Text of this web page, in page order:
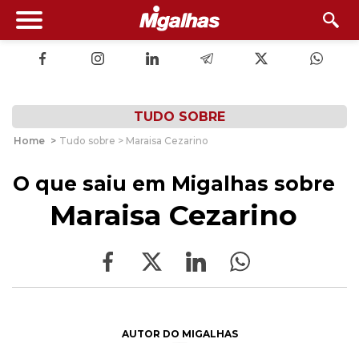
TUDO SOBRE
Home > Tudo sobre > Maraisa Cezarino
O que saiu em Migalhas sobre
Maraisa Cezarino
AUTOR DO MIGALHAS